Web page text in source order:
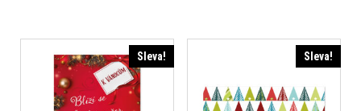
Sleva! Sleva!